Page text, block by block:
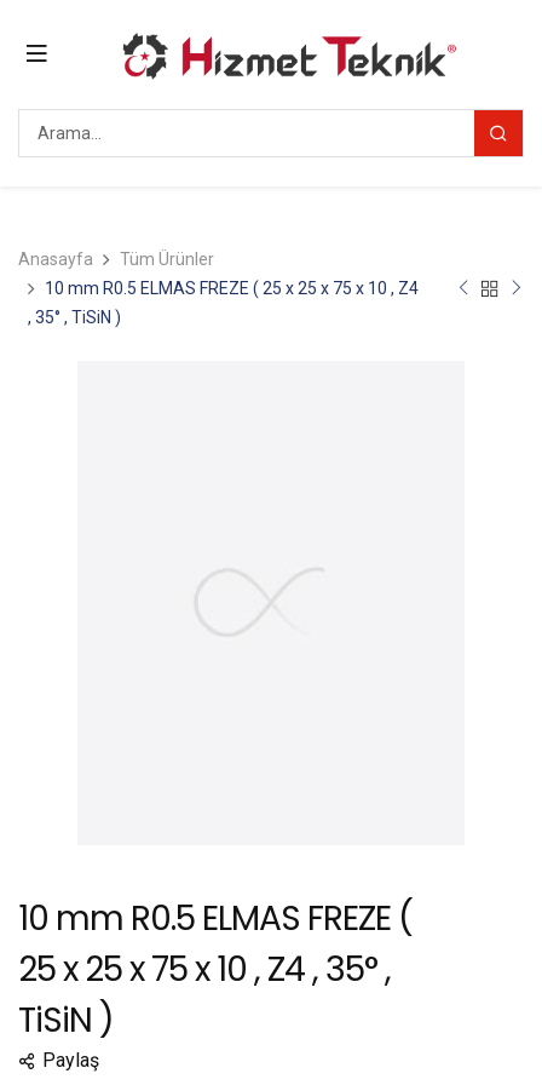
Anasayfa
Tüm Ürünler
10 mm R0.5 ELMAS FREZE ( 25 x 25 x 75 x 10 , Z4
, 35° , TiSiN )
10 mm R0.5 ELMAS FREZE (
25 x 25 x 75 x 10 , Z4 , 35° ,
TiSiN )
Paylaş